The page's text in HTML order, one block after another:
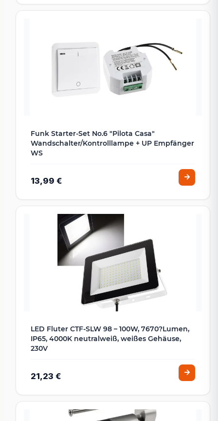
Funk Starter-Set No.6 "Pilota Casa"
Wandschalter/Kontrolllampe + UP Empfänger
WS
13,99 €
LED Fluter CTF-SLW 98 – 100W, 7670?Lumen,
IP65, 4000K neutralweiß, weißes Gehäuse,
230V
21,23 €